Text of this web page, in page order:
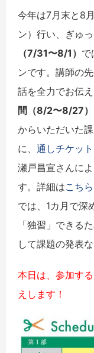
今年は7月末と8
ン）行い、ぎゅ
（7/31〜8/1） で
ンです。講師の
話を全力でお伝
間（8/2〜8/27）
からいただいた
に、 通しチケット
瀬戸昌宣さんに
す。詳細はこちら
では、1カ月で深
「独習」できる
して課題の発表な
本日は、参加す
えします！